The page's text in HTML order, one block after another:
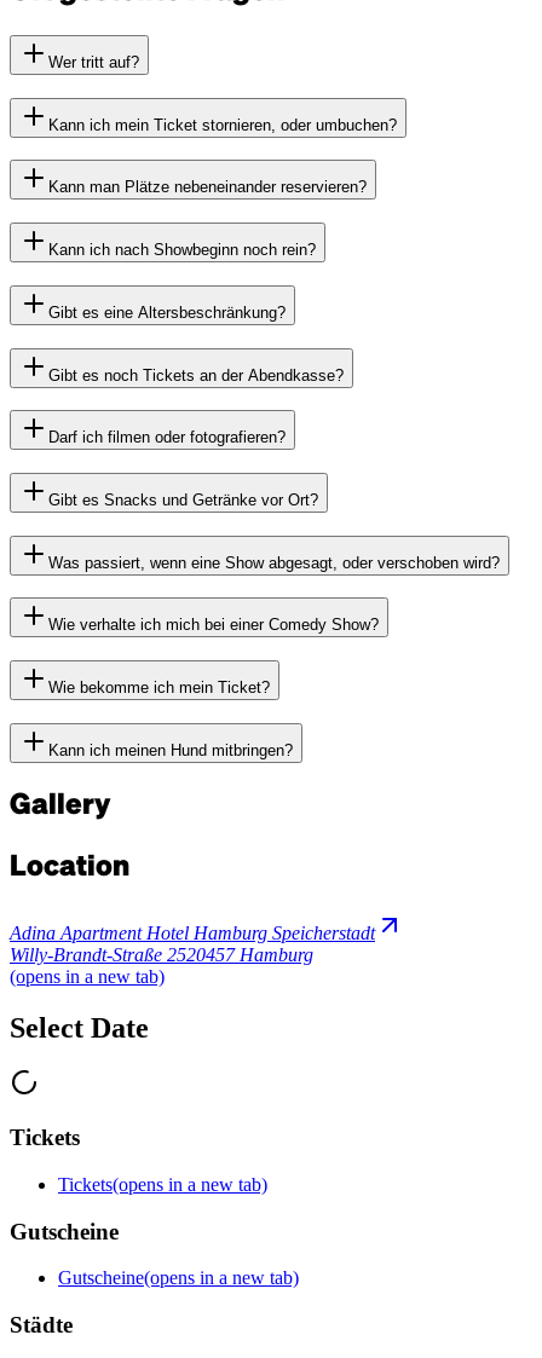
Wer tritt auf?
Kann ich mein Ticket stornieren, oder umbuchen?
Kann man Plätze nebeneinander reservieren?
Kann ich nach Showbeginn noch rein?
Gibt es eine Altersbeschränkung?
Gibt es noch Tickets an der Abendkasse?
Darf ich filmen oder fotografieren?
Gibt es Snacks und Getränke vor Ort?
Was passiert, wenn eine Show abgesagt, oder verschoben wird?
Wie verhalte ich mich bei einer Comedy Show?
Wie bekomme ich mein Ticket?
Kann ich meinen Hund mitbringen?
Gallery
Location
Adina Apartment Hotel Hamburg Speicherstadt
Willy-Brandt-Straße 2520457 Hamburg
(opens in a new tab)
Select Date
Tickets
Tickets(opens in a new tab)
Gutscheine
Gutscheine(opens in a new tab)
Städte